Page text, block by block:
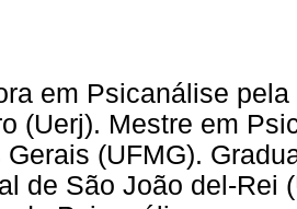
em Psicanálise
(Uerj). Mestre em
Gerais (UFMG).
de São João del-Rei